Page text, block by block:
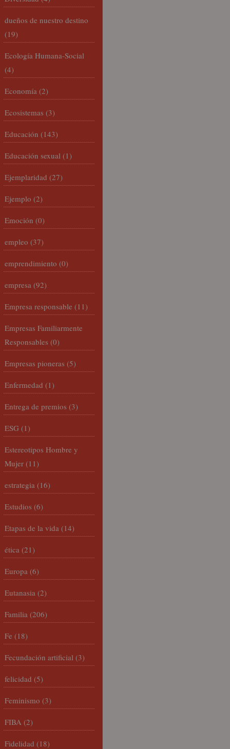
dueños de nuestro destino
(19)
Ecología Humana-Social
(4)
Economía (2)
Ecosistemas (3)
Educación (143)
Educación sexual (1)
Ejemplaridad (27)
Ejemplo (2)
Emoción (0)
empleo (37)
emprendimiento (0)
empresa (92)
Empresa responsable (11)
Empresas Familiarmente
Responsables (0)
Empresas pioneras (5)
Enfermedad (1)
Entrega de premios (3)
ESG (1)
Estereotipos Hombre y
Mujer (11)
estrategia (16)
Estudios (6)
Etapas de la vida (14)
ética (21)
Europa (6)
Eutanasia (2)
Familia (206)
Fe (18)
Fecundación artificial (3)
felicidad (5)
Feminismo (3)
FIBA (2)
Fidelidad (18)